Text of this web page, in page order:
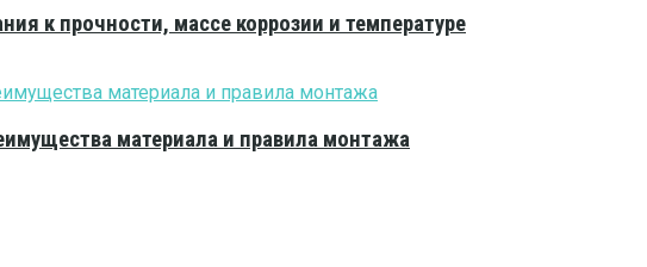
к прочности, массе коррозии и температуре
материала и правила монтажа